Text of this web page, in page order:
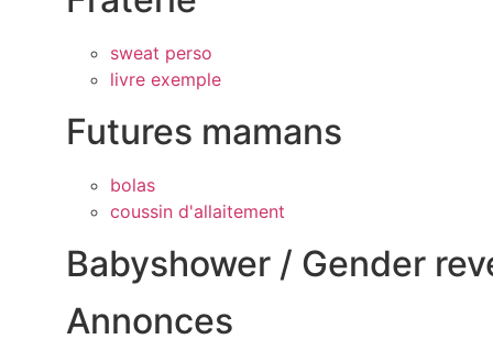
sweat perso
livre exemple
Futures mamans
bolas
coussin d'allaitement
Babyshower / Gender
Annonces